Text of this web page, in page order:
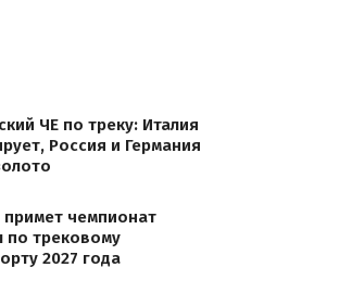
ЧЕ по треку: Италия
Россия и Германия
примет чемпионат
по трековому
2027 года